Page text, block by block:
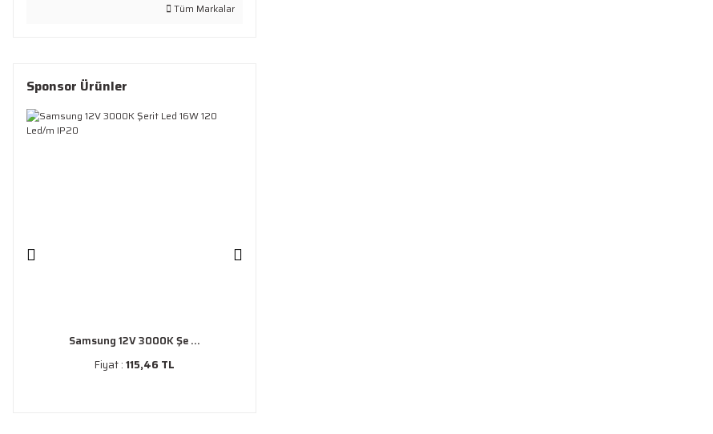
Tüm Markalar
Sponsor Ürünler
Samsung 12V 3000K Şe ...
Fiyat :115,46 TL